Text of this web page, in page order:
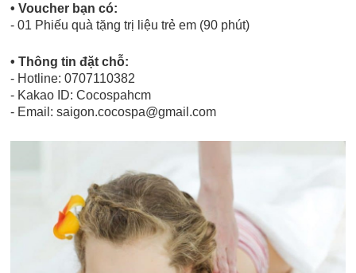
• Voucher bạn có:
- 01 Phiếu quà tặng trị liệu trẻ em (90 phút)
• Thông tin đặt chỗ:
- Hotline: 0707110382
- Kakao ID: Cocospahcm
- Email: saigon.cocospa@gmail.com